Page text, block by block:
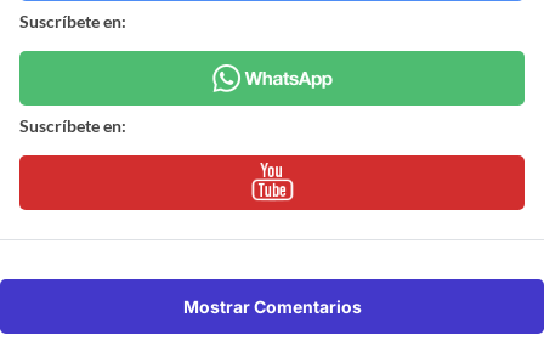
Suscríbete en:
Suscríbete en:
Mostrar Comentarios